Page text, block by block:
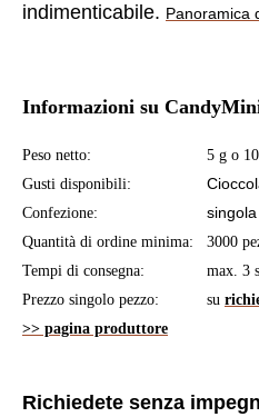
indimenticabile. Panoramica
Informazioni su
Peso netto:
5 g o
Gusti disponibili:
Confezione:
Quantità di ordine minima:
3000
Tempi di consegna:
max. 3
Prezzo singolo pezzo:
su
>> pagina produttore
Richiedete senza